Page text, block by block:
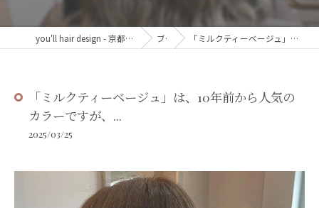
you'll hair design - 京都・西院の、髪と心が整う美容室。 ブログ 「ミルクティーベージュ」は、10年前から人気のカラーですが、...
「ミルクティーベージュ」は、10年前から人気の
カラーですが、...
2025/03/25